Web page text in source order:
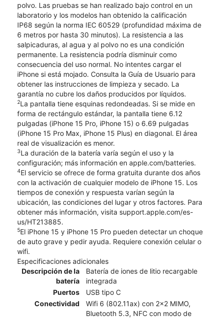
polvo. Las pruebas se han realizado bajo control en un
laboratorio y los modelos han obtenido la calificación
IP68 según la norma IEC 60529 (profundidad máxima de
6 metros por hasta 30 minutos). La resistencia a las
salpicaduras, al agua y al polvo no es una condición
permanente. La resistencia podría disminuir como
consecuencia del uso normal. No intentes cargar el
iPhone si está mojado. Consulta la Guía de Usuario para
obtener las instrucciones de limpieza y secado. La
garantía no cubre los daños producidos por líquidos.
2La pantalla tiene esquinas redondeadas. Si se mide en
forma de rectángulo estándar, la pantalla tiene 6.12
pulgadas (iPhone 15 Pro, iPhone 15) o 6.69 pulgadas
(iPhone 15 Pro Max, iPhone 15 Plus) en diagonal. El área
real de visualización es menor.
3La duración de la batería varía según el uso y la
configuración; más información en apple.com/batteries.
4El servicio se ofrece de forma gratuita durante dos años
con la activación de cualquier modelo de iPhone 15. Los
tiempos de conexión y respuesta varían según la
ubicación, las condiciones del lugar y otros factores. Para
obtener más información, visita support.apple.com/es-
us/HT213885.
5El iPhone 15 y iPhone 15 Pro pueden detectar un choque
de auto grave y pedir ayuda. Requiere conexión celular o
wifi.
Especificaciones adicionales
Descripción de la
batería
Batería de iones de litio recargable
integrada
Puertos
USB tipo C
Conectividad
Wifi 6 (802.11ax) con 2x2 MIMO,
Bluetooth 5.3, NFC con modo de